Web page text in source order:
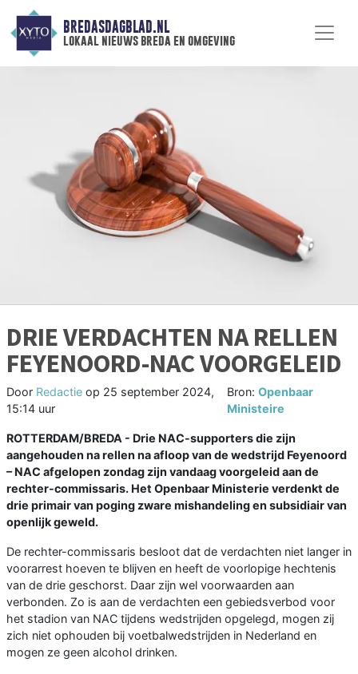
BREDASDAGBLAD.NL
lokaal nieuws breda en omgeving
DRIE VERDACHTEN NA RELLEN
FEYENOORD-NAC VOORGELEID
Door Redactie op 25 september 2024,
15:14 uur
Bron:Openbaar
Ministeire
ROTTERDAM/BREDA - Drie NAC-supporters die zijn
aangehouden na rellen na afloop van de wedstrijd Feyenoord
– NAC afgelopen zondag zijn vandaag voorgeleid aan de
rechter-commissaris. Het Openbaar Ministerie verdenkt de
drie primair van poging zware mishandeling en subsidiair van
openlijk geweld.
De rechter-commissaris besloot dat de verdachten niet langer in
voorarrest hoeven te blijven en heeft de voorlopige hechtenis
van de drie geschorst. Daar zijn wel voorwaarden aan
verbonden. Zo is aan de verdachten een gebiedsverbod voor
het stadion van NAC tijdens wedstrijden opgelegd, mogen zij
zich niet ophouden bij voetbalwedstrijden in Nederland en
mogen ze geen alcohol drinken.